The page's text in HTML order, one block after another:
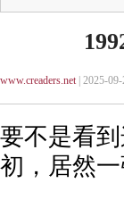
www.creaders.net| 2025-09-
要不是看
初，居然一